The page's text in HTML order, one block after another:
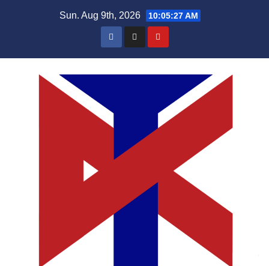
Sun. Aug 9th, 2026 10:05:27 AM